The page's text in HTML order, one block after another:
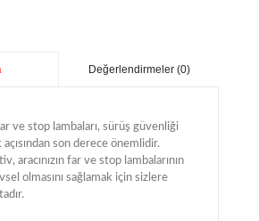
Değerlendirmeler (0)
ve stop lambaları, sürüş güvenliği
son derece önemlidir.
aracınızın far ve stop lambalarının
olmasını sağlamak için sizlere